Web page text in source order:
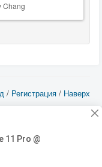
Chang
/ Регистрация / Наверх
в случае, если
- для прочих целей